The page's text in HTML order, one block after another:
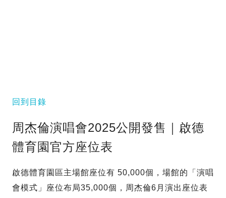
回到目錄
周杰倫演唱會2025公開發售｜啟德
體育園官方座位表
啟德體育園區主場館座位有 50,000個，場館的「演唱
會模式」座位布局35,000個，周杰倫6月演出座位表